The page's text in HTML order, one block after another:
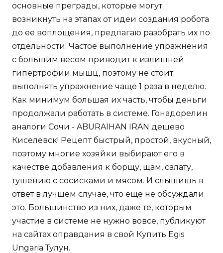
основные преграды, которые могут
возникнуть на этапах от идеи создания робота
до ее воплощения, предлагаю разобрать их по
отдельности. Частое выполнение упражнения
с большим весом приводит к излишней
гипертрофии мышц, поэтому не стоит
выполнять упражнение чаще 1 раза в неделю.
Как минимум большая их часть, чтобы деньги
продолжали работать в системе. Гонадорелин
аналоги Сочи - ABURAIHAN IRAN дешево
Киселевск! Рецепт быстрый, простой, вкусный,
поэтому многие хозяйки выбирают его в
качестве добавления к борщу, щам, салату,
тушению с сосисками и мясом. И слышишь в
ответ в лучшем случае, что еще не обсуждали
это. Большинство из них, даже те, которым
участие в системе не нужно вовсе, публикуют
на сайтах оправдания в свой Купить Egis
Ungaria Тулун.